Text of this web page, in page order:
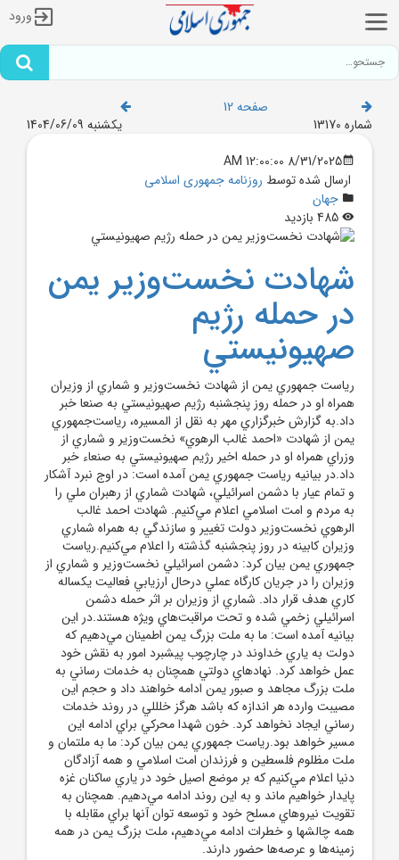
ورود
صفحه 12
شماره 13170
یکشنبه 1404/06/09
8/31/2025 12:00:00 AM
ارسال شده توسط روزنامه جمهوری اسلامی
جهان
شهادت نخست‌وزير يمن
در حمله رژيم
صهيونيستي
رياست جمهوري يمن از شهادت نخست‌وزير و شماري از وزيران
همراه او در حمله روز پنجشنبه رژيم صهيونيستي به صنعا خبر
داد.به گزارش خبرگزاري مهر به نقل از المسيره، رياست‌جمهوري
يمن از شهادت «احمد غالب الرهوي» نخست‌وزير و شماري از
وزراي همراه او در حمله اخير رژيم صهيونيستي به صنعاء خبر
داد.در بيانيه رياست جمهوري يمن آمده است: در اوج نبرد آشکار
و تمام عيار با دشمن اسرائيلي، شهادت شماري از رهبران ملي را
به مردم و امت اسلامي اعلام مي‌کنيم. شهادت احمد غالب
الرهوي نخست‌وزير دولت تغيير و سازندگي به همراه شماري
وزيران کابينه در روز پنجشنبه گذشته را اعلام مي‌کنيم.رياست
جمهوري يمن بيان کرد: دشمن اسرائيلي نخست‌وزير و شماري از
وزيران را در جريان کارگاه عملي درحال ارزيابي فعاليت يکساله
کاري هدف قرار داد. شماري از وزيران بر اثر حمله دشمن
اسرائيلي زخمي شده و تحت مراقبت‌هاي ويژه هستند.در اين
بيانيه آمده است: ما به ملت بزرگ يمن اطمينان مي‌دهيم که
دولت به ياري خداوند در چارچوب پيشبرد امور به نقش خود
عمل خواهد کرد. نهادهاي دولتي همچنان به خدمات رساني به
ملت بزرگ مجاهد و صبور يمن ادامه خواهند داد و حجم اين
مصيبت وارده هر اندازه که باشد هرگز خلللي در روند خدمات
رساني ايجاد نخواهد کرد. خون شهدا محرکي براي ادامه اين
مسير خواهد بود.رياست جمهوري يمن بيان کرد: ما به ملتمان و
ملت مظلوم فلسطين و فرزندان امت اسلامي و همه آزادگان
دنيا اعلام مي‌کنيم که بر موضع اصيل خود در ياري ساکنان غزه
پايدار خواهيم ماند و به اين روند ادامه مي‌دهيم. همچنان به
تقويت نيروهاي مسلح خود و توسعه توان آنها براي مقابله با
همه چالشها و خطرات ادامه مي‌دهيم، ملت بزرگ يمن در همه
زمينه‌ها و عرصه‌ها حضور دارند.